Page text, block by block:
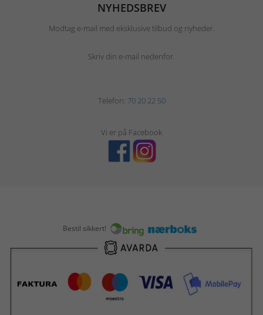
NYHEDSBREV
Modtag e-mail med eksklusive tilbud og nyheder.
Skriv din e-mail nedenfor.
Telefon: 70 20 22 50
Vi er på Facebook
Bestil sikkert!